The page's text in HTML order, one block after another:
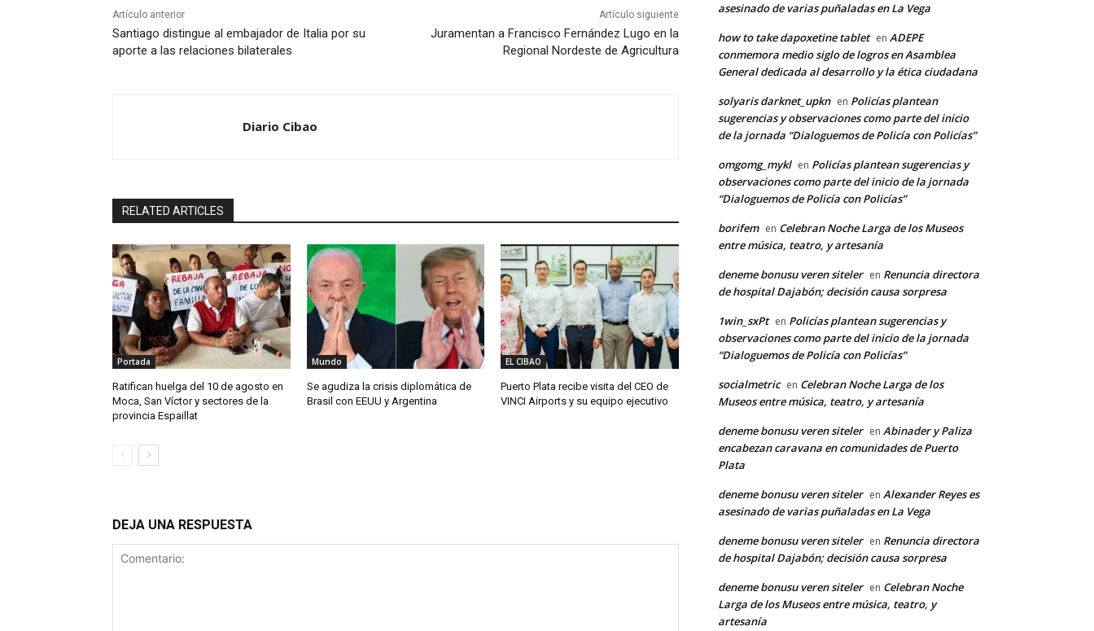
Artículo anterior
Santiago distingue al embajador de Italia por su
aporte a las relaciones bilaterales
Artículo siguiente
Juramentan a Francisco Fernández Lugo en la
Regional Nordeste de Agricultura
Diario Cibao
RELATED ARTICLES
Portada
Ratifican huelga del 10 de agosto en
Moca, San Víctor y sectores de la
provincia Espaillat
Mundo
Se agudiza la crisis diplomática de
Brasil con EEUU y Argentina
EL CIBAO
Puerto Plata recibe visita del CEO de
VINCI Airports y su equipo ejecutivo
DEJA UNA RESPUESTA
asesinado de varias puñaladas en La Vega
how to take dapoxetine tablet en ADEPE
conmemora medio siglo de logros en Asamblea
General dedicada al desarrollo y la ética ciudadana
solyaris darknet_upkn en Policías plantean
sugerencias y observaciones como parte del inicio
de la jornada “Dialoguemos de Policía con Policías”
omgomg_mykl en Policías plantean sugerencias y
observaciones como parte del inicio de la jornada
“Dialoguemos de Policía con Policías”
borifem en Celebran Noche Larga de los Museos
entre música, teatro, y artesanía
deneme bonusu veren siteler en Renuncia directora
de hospital Dajabón; decisión causa sorpresa
1win_sxPt en Policías plantean sugerencias y
observaciones como parte del inicio de la jornada
“Dialoguemos de Policía con Policías”
socialmetric en Celebran Noche Larga de los
Museos entre música, teatro, y artesanía
deneme bonusu veren siteler en Abinader y Paliza
encabezan caravana en comunidades de Puerto
Plata
deneme bonusu veren siteler en Alexander Reyes es
asesinado de varias puñaladas en La Vega
deneme bonusu veren siteler en Renuncia directora
de hospital Dajabón; decisión causa sorpresa
deneme bonusu veren siteler en Celebran Noche
Larga de los Museos entre música, teatro, y
artesanía